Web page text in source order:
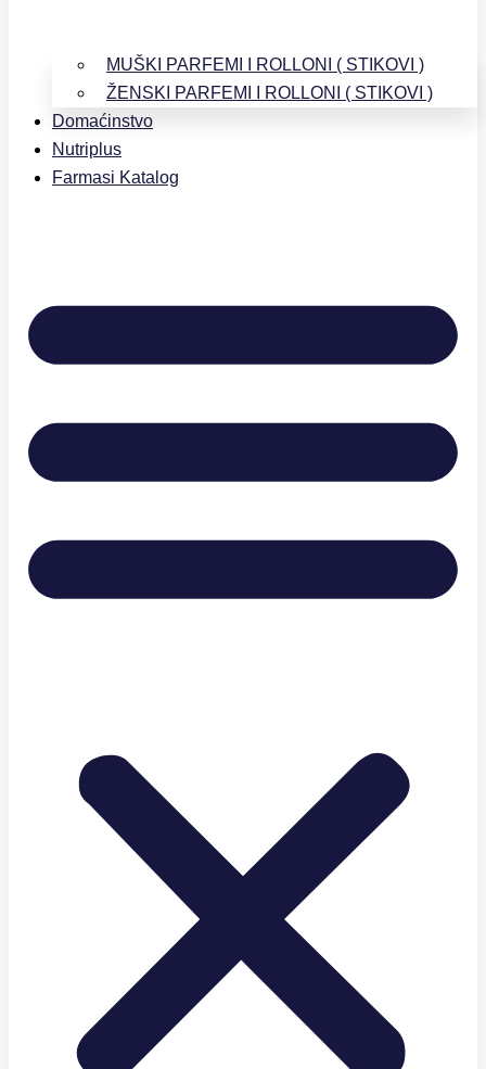
MUŠKI PARFEMI I ROLLONI ( STIKOVI )
ŽENSKI PARFEMI I ROLLONI ( STIKOVI )
Domaćinstvo
Nutriplus
Farmasi Katalog